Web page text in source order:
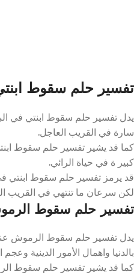
تفسير حلم سقوط
يدل تفسير حلم سقوط ابنتي في
سارة في القريب العاجل.
كما قد يشير تفسير حلم سقوط
كبير ة في حياة الرائي.
قد يرمز تفسير حلم سقوط ابنتي
لكن سرعان ما تنتهي في القريب
تفسير حلم سقوط
يدل تفسير حلم سقوط الرموش
بالدنيا واهمال الأمور الدينية وعجم
كما قد يشير تفسير حلم سقوط